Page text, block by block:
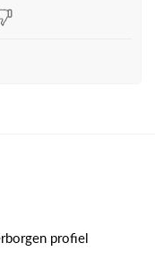
profiel